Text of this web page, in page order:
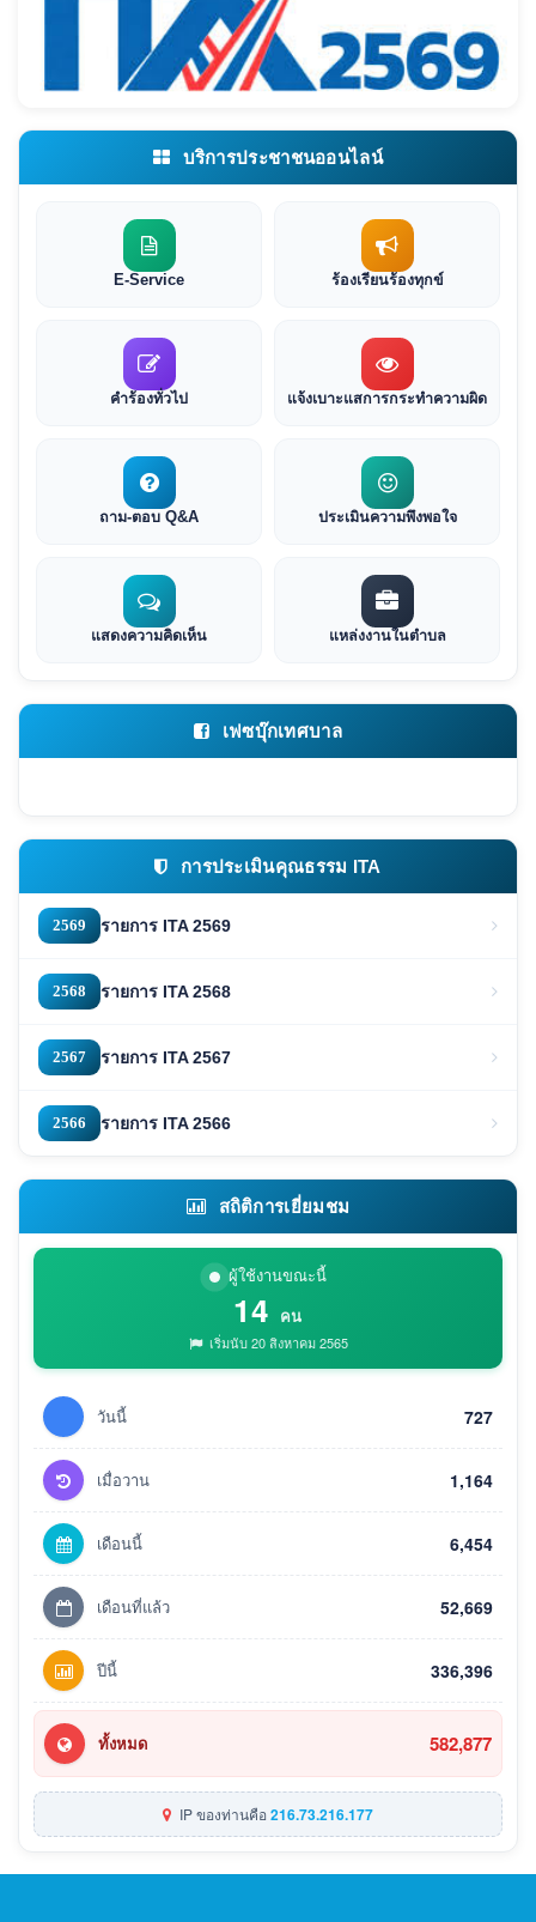
บริการประชาชนออนไลน์
E-Service ร้องเรียนร้องทุกข์
คำร้องทั่วไป แจ้งเบาะแสการกระทำความผิด
ถาม-ตอบ Q&A ประเมินความพึงพอใจ
แสดงความคิดเห็น แหล่งงานในตำบล
เฟซบุ๊กเทศบาล
การประเมินคุณธรรม ITA
2569 รายการ ITA 2569
2568 รายการ ITA 2568
2567 รายการ ITA 2567
2566 รายการ ITA 2566
สถิติการเยี่ยมชม
ผู้ใช้งานขณะนี้
14 คน
เริ่มนับ 20 สิงหาคม 2565
วันนี้ 727
เมื่อวาน 1,164
เดือนนี้ 6,454
เดือนที่แล้ว 52,669
ปีนี้ 336,396
ทั้งหมด 582,877
IP ของท่านคือ216.73.216.177